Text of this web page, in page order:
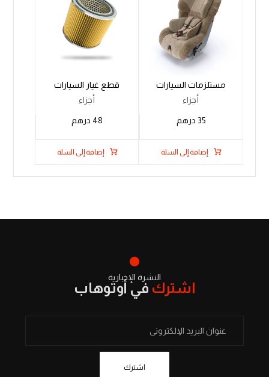
مستلزمات السيارات
أجزاء
35 درهم
إضافة إلى السلة
قطع غيار السيارات
أجزاء
48 درهم
إضافة إلى السلة
النشرة الإخبارية
اشترك في أوتوهاب
اشترك